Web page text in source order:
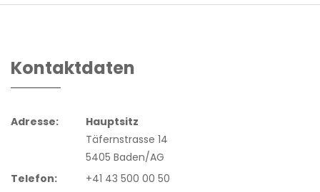
Kontaktdaten
Adresse:
Hauptsitz
Täfernstrasse 14
5405 Baden/AG
Telefon:
+41 43 500 00 50